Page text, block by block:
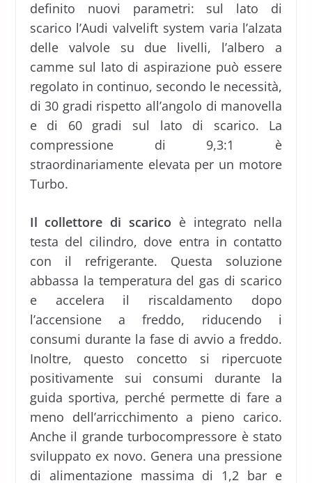
definito nuovi parametri: sul lato di
scarico l’Audi valvelift system varia l’alzata
delle valvole su due livelli, l’albero a
camme sul lato di aspirazione può essere
regolato in continuo, secondo le necessità,
di 30 gradi rispetto all’angolo di manovella
e di 60 gradi sul lato di scarico. La
compressione di 9,3:1 è
straordinariamente elevata per un motore
Turbo.
Il collettore di scarico è integrato nella
testa del cilindro, dove entra in contatto
con il refrigerante. Questa soluzione
abbassa la temperatura del gas di scarico
e accelera il riscaldamento dopo
l’accensione a freddo, riducendo i
consumi durante la fase di avvio a freddo.
Inoltre, questo concetto si ripercuote
positivamente sui consumi durante la
guida sportiva, perché permette di fare a
meno dell’arricchimento a pieno carico.
Anche il grande turbocompressore è stato
sviluppato ex novo. Genera una pressione
di alimentazione massima di 1,2 bar e